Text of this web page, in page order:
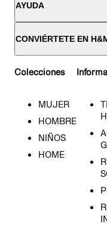
AYUDA
CONVIÉRTETE EN
Colecciones
MUJER
HOMBRE
NIÑOS
HOME